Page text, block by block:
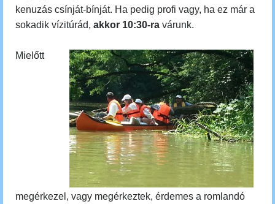
kenuzás csínját-bínját. Ha pedig profi vagy, ha ez már a
sokadik vízitúrád, akkor 10:30-ra várunk.
Mielőtt
megérkezel, vagy megérkeztek, érdemes a romlandó